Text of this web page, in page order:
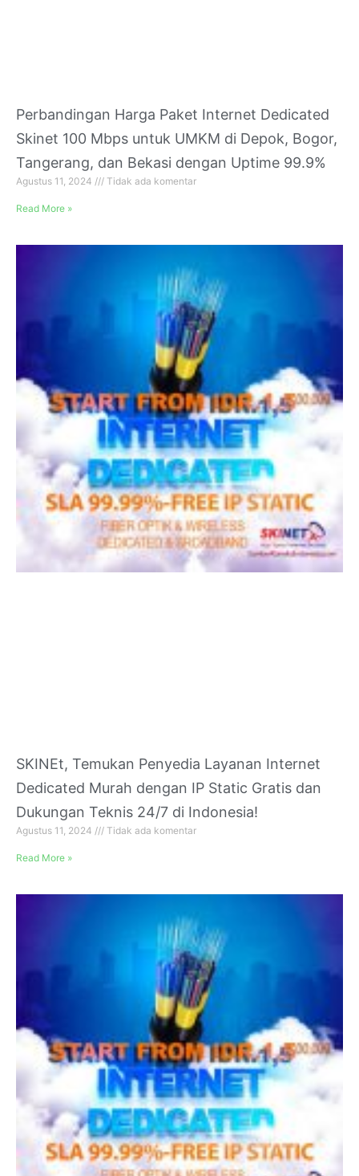
Perbandingan Harga Paket Internet Dedicated
Skinet 100 Mbps untuk UMKM di Depok, Bogor,
Tangerang, dan Bekasi dengan Uptime 99.9%
Agustus 11, 2024 Tidak ada komentar
Read More »
SKINEt, Temukan Penyedia Layanan Internet
Dedicated Murah dengan IP Static Gratis dan
Dukungan Teknis 24/7 di Indonesia!
Agustus 11, 2024 Tidak ada komentar
Read More »